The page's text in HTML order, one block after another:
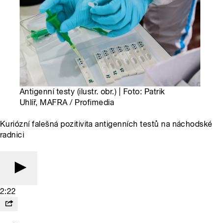
Antigenní testy (ilustr. obr.) | Foto: Patrik
Uhlíř, MAFRA / Profimedia
Kuriózní falešná pozitivita antigenních testů na náchodské
radnici
2:22